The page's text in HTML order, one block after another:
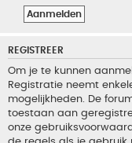
REGISTREER
Om je te kunnen
Registratie neemt
mogelijkheden. De
toestaan aan
onze